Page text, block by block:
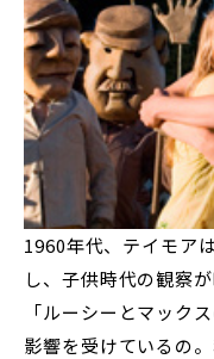
1960年代、テイモア
し、子供時代の観察
「ルーシーとマック
影響を受けているの